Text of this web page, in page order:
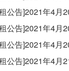
公告]2021年4月
公告]2021年4月
公告]2021年4月
公告]2021年4月